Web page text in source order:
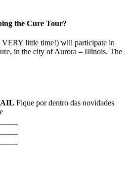
the Cure Tour?
VERY little time!) will participate in
in the city of Aurora – Illinois. The
Fique por dentro das novidades